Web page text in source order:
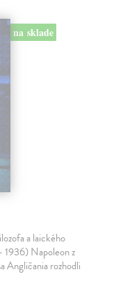
na sklade
a laického
Napoleon z
Angličania rozhodli